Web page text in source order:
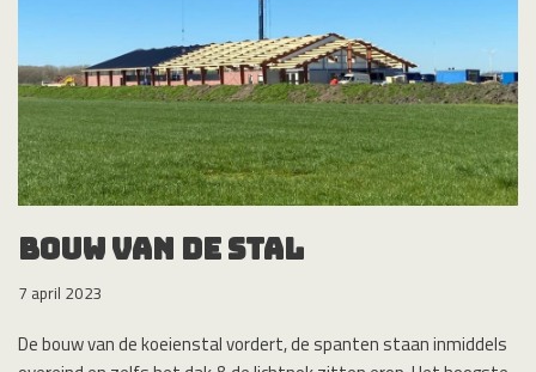
Bouw van de Stal
7 april 2023
De bouw van de koeienstal vordert, de spanten staan inmiddels